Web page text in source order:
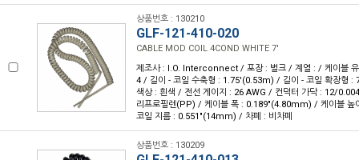
상품번호 : 130210
GLF-121-410-020
CABLE MOD COIL 4COND WHITE 7'
제조사 : I.O. Interconnect / 포장 : 벌크 / 계열 : / 케이블
4 / 길이 - 코일 수축형 : 1.75'(0.53m) / 길이 - 코일 확장형
색상 : 흰색 / 전선 게이지 : 26 AWG / 컨덕터 가닥 : 12/
리프로필렌(PP) / 케이블 폭 : 0.189"(4.80mm) / 케이블
코일 지름 : 0.551"(14mm) / 차폐 : 비차폐
상품번호 : 130209